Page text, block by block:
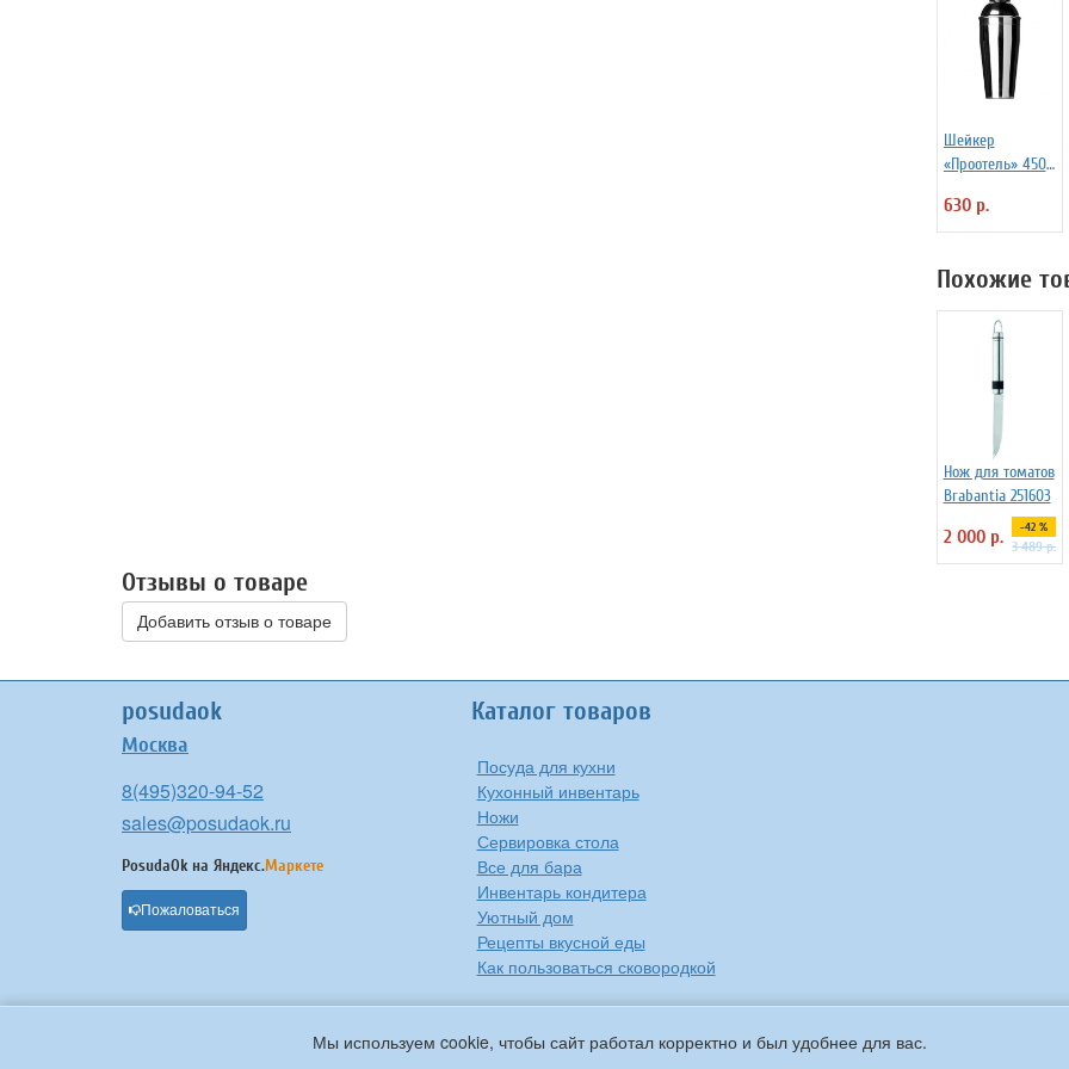
Мы используем cookie, чтобы сайт работал корректно и был удобнее для вас.
Шейкер
«Проотель» 450
H=205 мм B=80
мм ProHotel
630 р.
Похожие
Нож для томатов
Brabantia 251603
2 000 р. -42 %
3 489 р.
Отзывы о товаре
Добавить отзыв о товаре
posudaok
Москва
8(495)320-94-52
sales@posudaok.ru
PosudaOk на Яндекс.Маркете
Пожаловаться
Каталог товаров
Посуда для кухни
Кухонный инвентарь
Ножи
Сервировка стола
Все для бара
Инвентарь кондитера
Уютный дом
Рецепты вкусной еды
Как пользоваться сковородкой